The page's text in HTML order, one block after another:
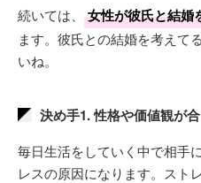
続いては、 女性が彼氏と結婚
ます。彼氏との結婚を考えて
いね。
決め手1. 性格や価値観が
毎日生活をしていく中で相手
レスの原因になります。スト